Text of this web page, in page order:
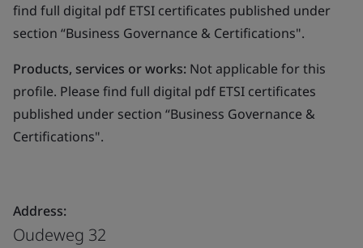
find full digital pdf ETSI certificates published under
section “Business Governance & Certifications".
Products, services or works: Not applicable for this
profile. Please find full digital pdf ETSI certificates
published under section “Business Governance &
Certifications".
Address:
Oudeweg 32